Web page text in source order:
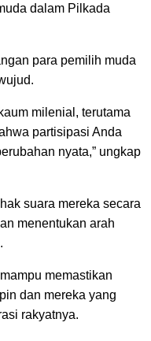
dalam Pilkada
para pemilih muda
milenial, terutama
partisipasi Anda
nyata,” ungkap
suara mereka secara
menentukan arah
memastikan
dan mereka yang
rakyatnya.